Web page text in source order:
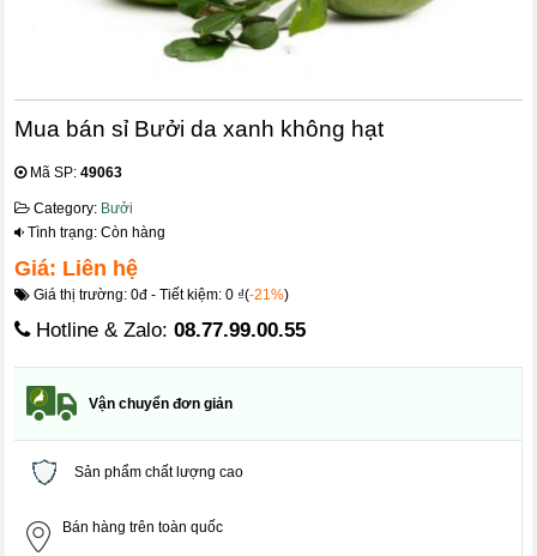
Mua bán sỉ Bưởi da xanh không hạt
Mã SP:49063
Category: Bưởi
Tình trạng: Còn hàng
Giá: Liên hệ
Giá thị trường: 0đ - Tiết kiệm: 0 ₫(-21%)
Hotline & Zalo:08.77.99.00.55
Vận chuyển đơn giản
Sản phẩm chất lượng cao
Bán hàng trên toàn quốc